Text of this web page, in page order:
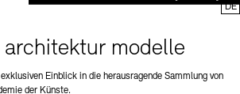
modelle
Einblick in die herausragende Sammlung von
der Künste.
DE